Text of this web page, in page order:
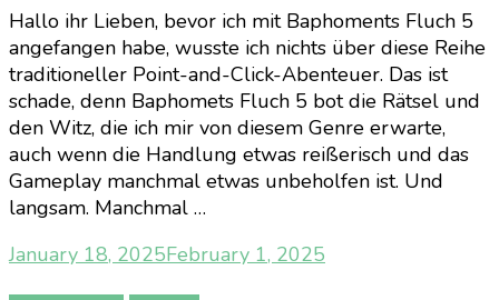
Hallo ihr Lieben, bevor ich mit Baphoments Fluch 5
angefangen habe, wusste ich nichts über diese Reihe
traditioneller Point-and-Click-Abenteuer. Das ist
schade, denn Baphomets Fluch 5 bot die Rätsel und
den Witz, die ich mir von diesem Genre erwarte,
auch wenn die Handlung etwas reißerisch und das
Gameplay manchmal etwas unbeholfen ist. Und
langsam. Manchmal …
January 18, 2025February 1, 2025